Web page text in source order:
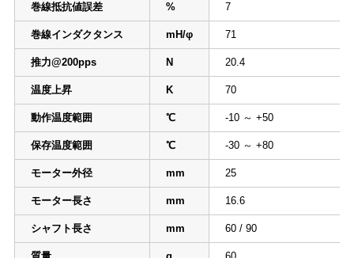
巻線抵抗値誤差 % 7
巻線インダクタンス mH/φ 71
推力@200pps N 20.4
温度上昇 K 70
動作温度範囲 ℃ -10 ～ +50
保存温度範囲 ℃ -30 ～ +80
モーター外径 mm 25
モーター長さ mm 16.6
シャフト長さ mm 60 / 90